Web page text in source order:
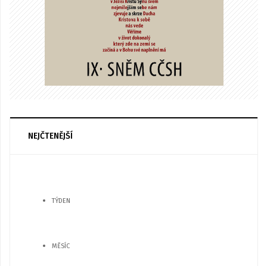
NEJČTENĚJŠÍ
TÝDEN
MĚSÍC